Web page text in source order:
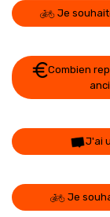
Je
Combien
J'ai
Je